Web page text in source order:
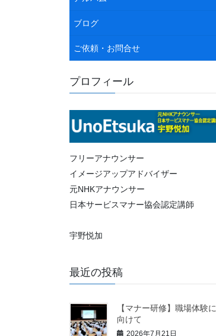
ブログ
ご依頼・お問合せ
プロフィール
フリーアナウンサー
イメージアップアドバイザー
元NHKアナウンサー
日本サービスマナー協会認定講師
宇野悦加
最近の投稿
【マナー研修】職場体験に
向けて
2026年7月21日